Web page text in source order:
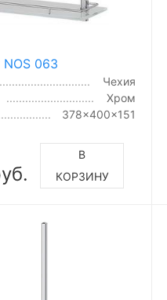
NOS 063
Чехия
Хром
378x400x151
В
КОРЗИНУ